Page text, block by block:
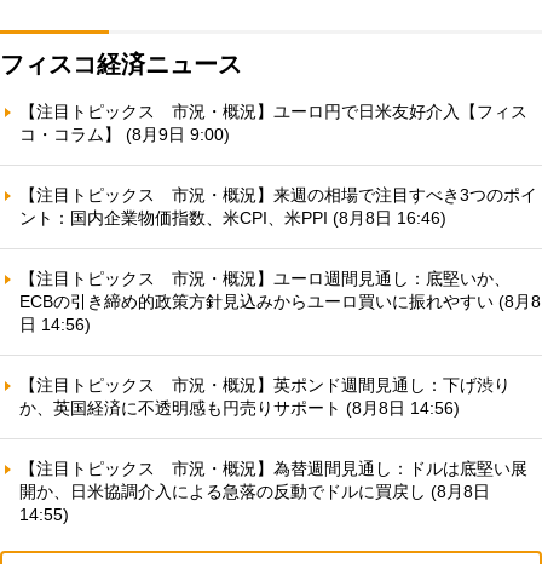
フィスコ経済ニュース
【注目トピックス 市況・概況】ユーロ円で日米友好介入【フィス
コ・コラム】 (8月9日 9:00)
【注目トピックス 市況・概況】来週の相場で注目すべき3つのポイ
ント：国内企業物価指数、米CPI、米PPI (8月8日 16:46)
【注目トピックス 市況・概況】ユーロ週間見通し：底堅いか、
ECBの引き締め的政策方針見込みからユーロ買いに振れやすい (8月8
日 14:56)
【注目トピックス 市況・概況】英ポンド週間見通し：下げ渋り
か、英国経済に不透明感も円売りサポート (8月8日 14:56)
【注目トピックス 市況・概況】為替週間見通し：ドルは底堅い展
開か、日米協調介入による急落の反動でドルに買戻し (8月8日
14:55)